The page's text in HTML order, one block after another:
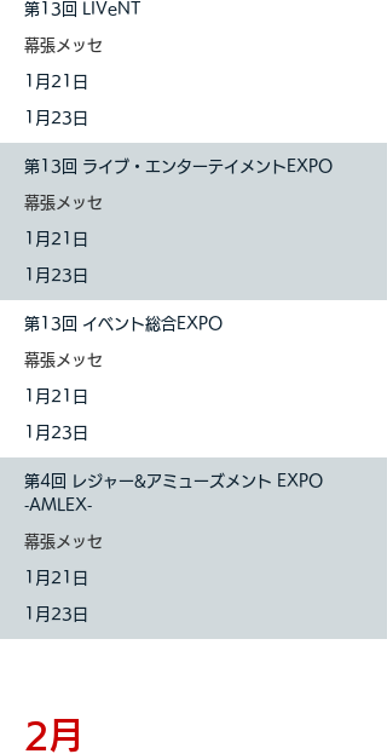
第13回 LIVeNT
​幕張メッセ
1 月21日
1月23日
第13回 ライブ・エンターテイメントEXPO
​幕張メッセ
1 月21日
1月23日
第13回 イベント総合EXPO
​幕張メッセ
1 月21日
1月23日
第4回 レジャー&アミューズメント EXPO
‐AMLEX‐
​幕張メッセ
1 月21日
1月23日
2月